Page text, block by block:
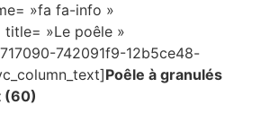
»fa fa-info »
»Le poêle »
742091f9-12b5ce48-
Poêle à granulés
(60)